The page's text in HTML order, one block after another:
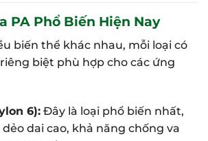
PA Phổ Biến Hiện Nay
biến thể khác nhau, mỗi loại có
biệt phù hợp cho các ứng
6):Đây là loại phổ biến nhất,
dai cao, khả năng chống va